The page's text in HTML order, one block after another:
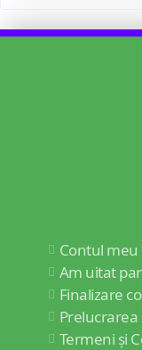
Contul meu
Am uitat
Finalizare
Prelucrarea
Termeni și